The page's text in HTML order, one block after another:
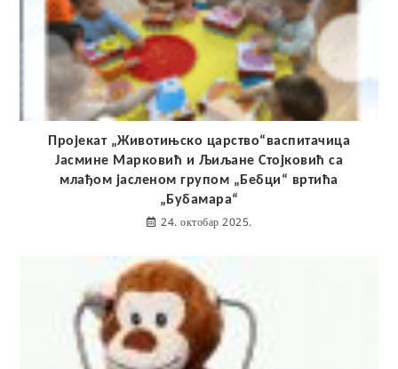
Пројекат „Животињско царство“васпитачица
Јасмине Марковић и Љиљане Стојковић са
млађом јасленом групом „Бебци“ вртића
„Бубамара“
24. октобар 2025.